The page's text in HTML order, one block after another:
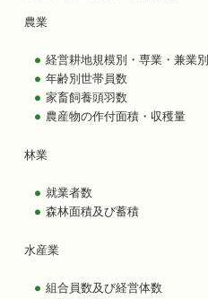
農業
経営耕地規模別・専業・兼業
年齢別世帯員数
家畜飼養頭羽数
農産物の作付面積・収穫量
林業
就業者数
森林面積及び蓄積
水産業
組合員数及び経営体数